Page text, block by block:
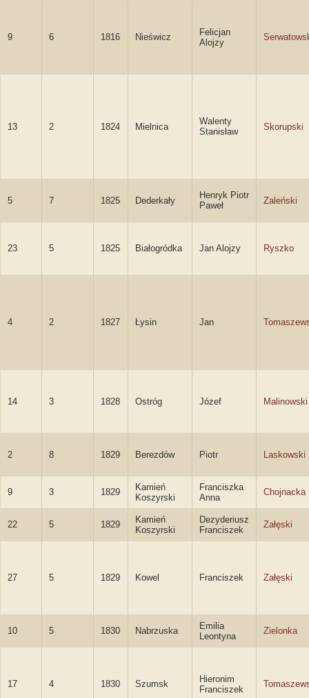
9 6 1816 Nieświcz
Felicjan
Alojzy
13 2 1824 Mielnica
Walenty
Stanisław
Skorupski
5 7 1825 Dederkały
Henryk Piotr
Paweł
Zaleński
23 5 1825 Białogródka Jan Alojzy Ryszko
4 2 1827 Łysin Jan
14 3 1828 Ostróg Józef Malinowski
2 8 1829 Berezdów Piotr Laskowski
9 3 1829
Kamień
Koszyrski
Franciszka
Anna
Chojnacka
22 5 1829
Kamień
Koszyrski
Dezyderiusz
Franciszek
Załęski
27 5 1829 Kowel Franciszek Załęski
10 5 1830 Nabrzuska
Emilia
Leontyna
Zielonka
17 4 1830 Szumsk
Hieronim
Franciszek